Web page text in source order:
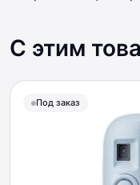
С этим
Под заказ